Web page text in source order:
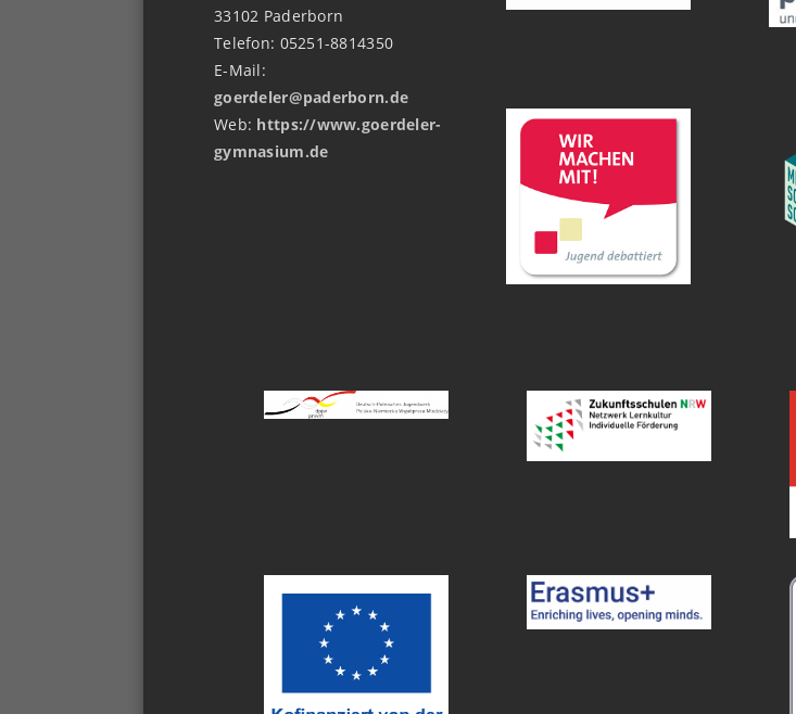
33102 Paderborn
Telefon: 05251-8814350
E-Mail:
goerdeler@paderborn.de
Web: https://www.goerdeler-
gymnasium.de